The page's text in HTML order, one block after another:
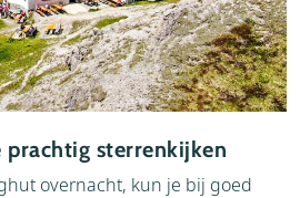
prachtig sterrenkijken
overnacht, kun je bij goed